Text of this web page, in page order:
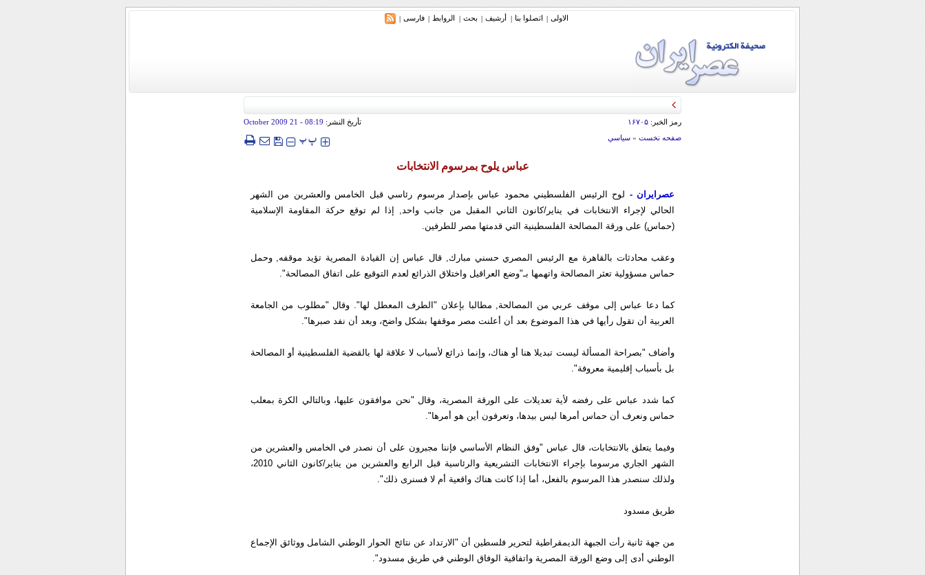
الاولی | اتصلوا بنا | أرشیف | بحث | الروابط | فارسی |
رمز الخبر: ۱۶۷۰۵ تأريخ النشر: 08:19
- 21 October 2009
صفحه نخست» سياسي ‍‍‍ پپ
عباس يلوح بمرسوم الانتخابات
عصرایران - لوح الرئيس الفلسطيني محمود عباس بإصدار مرسوم رئاسي قبل الخامس والعشرين من الشهر
الحالي لإجراء الانتخابات في يناير/كانون الثاني المقبل من جانب واحد, إذا لم توقع حركة المقاومة الإسلامية
(حماس) على ورقة المصالحة الفلسطينية التي قدمتها مصر للطرفين.
وعقب محادثات بالقاهرة مع الرئيس المصري حسني مبارك, قال عباس إن القيادة المصرية تؤيد موقفه, وحمل
حماس مسؤولية تعثر المصالحة واتهمها بـ"وضع العراقيل واختلاق الذرائع لعدم التوقيع على اتفاق المصالحة".
كما دعا عباس إلى موقف عربي من المصالحة, مطالبا بإعلان "الطرف المعطل لها". وقال "مطلوب من الجامعة
العربية أن تقول رأيها في هذا الموضوع بعد أن أعلنت مصر موقفها بشكل واضح، وبعد أن نفد صبرها".
وأضاف "بصراحة المسألة ليست تبديلا هنا أو هناك، وإنما ذرائع لأسباب لا علاقة لها بالقضية الفلسطينية أو المصالحة
بل بأسباب إقليمية معروفة".
كما شدد عباس على رفضه لأية تعديلات على الورقة المصرية، وقال "نحن موافقون عليها، وبالتالي الكرة بمعلب
حماس ونعرف أن حماس أمرها ليس بيدها، وتعرفون أين هو أمرها".
وفيما يتعلق بالانتخابات، قال عباس "وفق النظام الأساسي فإننا مجبرون على أن نصدر في الخامس والعشرين من
الشهر الجاري مرسوما بإجراء الانتخابات التشريعية والرئاسية قبل الرابع والعشرين من يناير/كانون الثاني 2010،
ولذلك سنصدر هذا المرسوم بالفعل، أما إذا كانت هناك واقعية أم لا فسنرى ذلك".
طريق مسدود
من جهة ثانية رأت الجبهة الديمقراطية لتحرير فلسطين أن "الارتداد عن نتائج الحوار الوطني الشامل ووثائق الإجماع
الوطني أدى إلى وضع الورقة المصرية واتفاقية الوفاق الوطني في طريق مسدود".